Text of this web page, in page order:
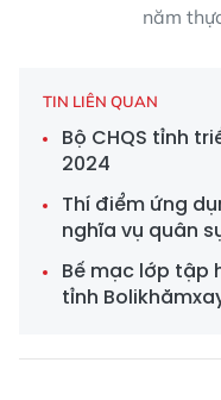
năm
TIN LIÊN QUAN
Bộ CHQS tỉnh
2024
Thí điểm ứng
nghĩa vụ quân
Bế mạc lớp tập
tỉnh